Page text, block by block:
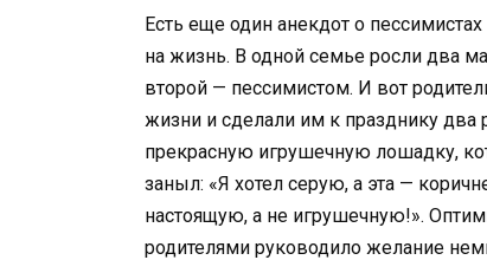
Есть еще один анекдот о
на жизнь. В одной семье росли два
второй — пессимистом. И вот
жизни и сделали им к празднику два
прекрасную игрушечную лошадку,
заныл: «Я хотел серую, а эта —
настоящую, а не игрушечную!».
родителями руководило желание